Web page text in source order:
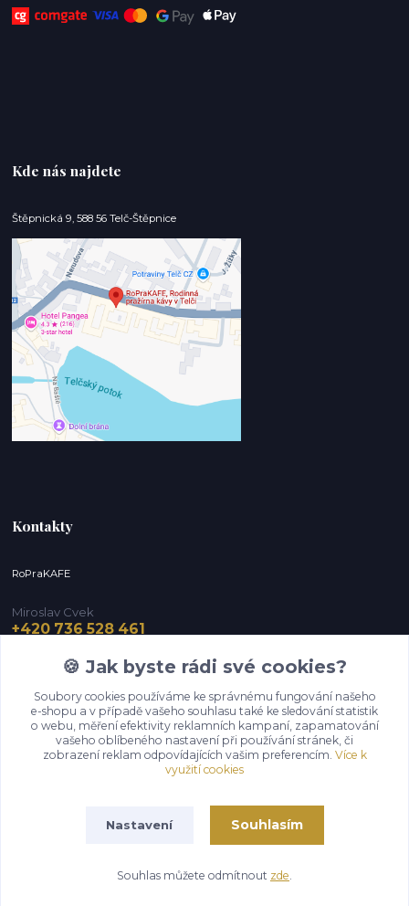
Kde nás najdete
Štěpnická 9, 588 56 Telč-Štěpnice
Kontakty
RoPraKAFE
Miroslav Cvek
+420 736 528 461
Upravit sběr cookies.
Vytvořeno na Eshop-rychle.cz
🍪 Jak byste rádi své cookies?
Soubory cookies používáme ke správnému fungování našeho
e-shopu a v případě vašeho souhlasu také ke sledování statistik
o webu, měření efektivity reklamních kampaní, zapamatování
vašeho oblíbeného nastavení při používání stránek, či
zobrazení reklam odpovídajících vašim preferencím. Více k
využití cookies
Nastavení Souhlasím
Souhlas můžete odmítnout zde